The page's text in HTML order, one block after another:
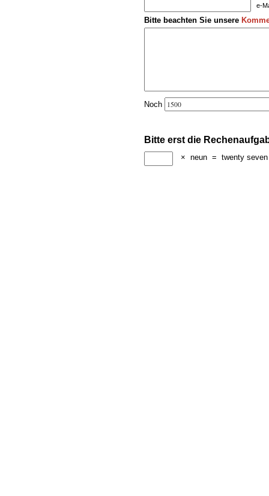
e-
Bitte beachten Sie unsere
Noch
Bitte erst die
× neun = twenty seven